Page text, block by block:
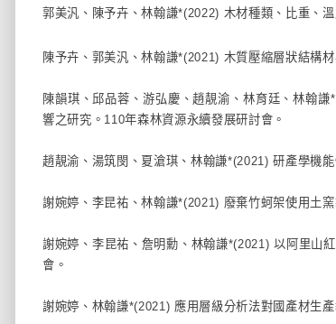
郭美汎、陳予卉、林翰謙*(2022) 木材種類、比重、
陳予卉、郭美汎、林翰謙*(2021) 木質壓縮層狀結構
陳韻琪、邱品蓉、游弘慶、趙靚渝、林育廷、林翰
響之研究。110年森林資源永續發展研討會。
趙靚渝、湯筑閔、夏滄琪、林翰謙*(2021) 研產學機
謝婉婷、李昆祐、林翰謙*(2021) 廢棄竹蚵架使用土
謝婉婷、李昆祐、詹明勳、林翰謙*(2021) 以阿里山
會。
謝婉婷、林翰謙*(2021) 應用層級分析法對國產材生